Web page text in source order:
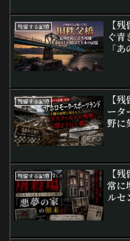
残留する記憶
【
ぐ青
「
残留する記憶
【
ータ
野に
残留する記憶
【
常に
ルセ